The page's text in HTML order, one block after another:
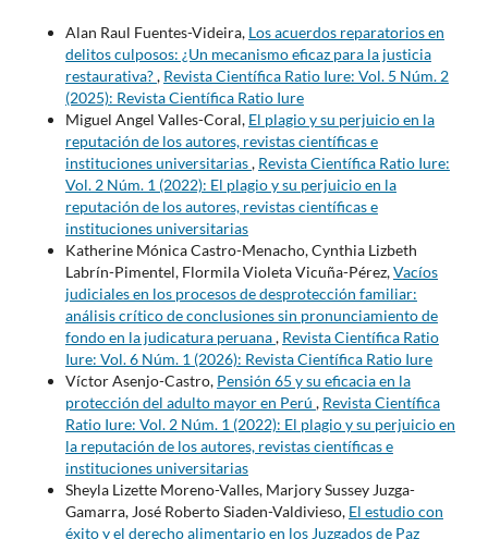
Alan Raul Fuentes-Videira, Los acuerdos reparatorios en
delitos culposos: ¿Un mecanismo eficaz para la justicia
restaurativa?, Revista Científica Ratio Iure: Vol. 5 Núm. 2
(2025): Revista Científica Ratio Iure
Miguel Angel Valles-Coral, El plagio y su perjuicio en la
reputación de los autores, revistas científicas e
instituciones universitarias, Revista Científica Ratio Iure:
Vol. 2 Núm. 1 (2022): El plagio y su perjuicio en la
reputación de los autores, revistas científicas e
instituciones universitarias
Katherine Mónica Castro-Menacho, Cynthia Lizbeth
Labrín-Pimentel, Flormila Violeta Vicuña-Pérez,Vacíos
judiciales en los procesos de desprotección familiar:
análisis crítico de conclusiones sin pronunciamiento de
fondo en la judicatura peruana, Revista Científica Ratio
Iure: Vol. 6 Núm. 1 (2026): Revista Científica Ratio Iure
Víctor Asenjo-Castro, Pensión 65 y su eficacia en la
protección del adulto mayor en Perú , Revista Científica
Ratio Iure: Vol. 2 Núm. 1 (2022): El plagio y su perjuicio en
la reputación de los autores, revistas científicas e
instituciones universitarias
Sheyla Lizette Moreno-Valles, Marjory Sussey Juzga-
Gamarra, José Roberto Siaden-Valdivieso, El estudio con
éxito y el derecho alimentario en los Juzgados de Paz